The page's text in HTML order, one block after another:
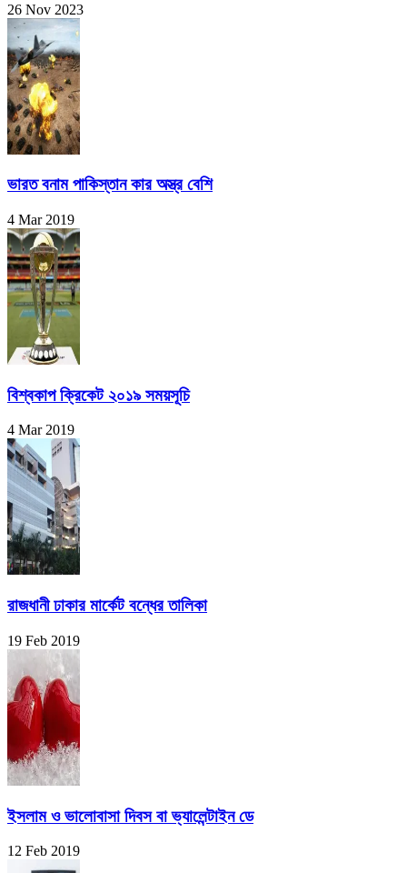
26 Nov 2023
ভারত বনাম পাকিস্তান কার অস্ত্র বেশি
4 Mar 2019
বিশ্বকাপ ক্রিকেট ২০১৯ সময়সূচি
4 Mar 2019
রাজধানী ঢাকার মার্কেট বন্ধের তালিকা
19 Feb 2019
ইসলাম ও ভালোবাসা দিবস বা ভ্যালেন্টাইন ডে
12 Feb 2019